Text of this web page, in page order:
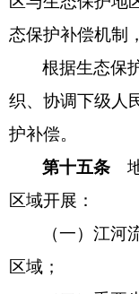
态保护补偿机制
根据生态保
织、协调下级人
护补偿。
第十五条
区域开展：
（一）江
区域；